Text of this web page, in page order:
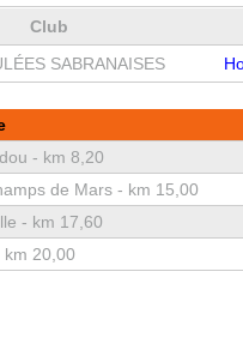
Club
SABRANAISES
- km 8,20
de Mars - km 15,00
- km 17,60
20,00